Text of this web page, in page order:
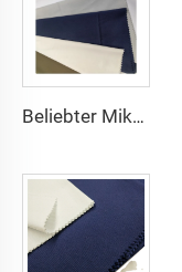
Beliebter Mikrofaser arabischer Thobe-Stoff für Herren, gesponnener Polyesterstoff, Toyobo-Stoff, Hemd, arabischer Thobe